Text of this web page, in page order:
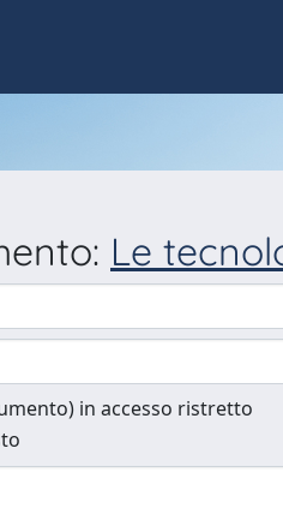
Le
in accesso ristretto